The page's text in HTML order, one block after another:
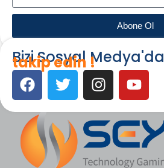
Abone Ol
Bizi Sosyal Medya'da
takip edin !